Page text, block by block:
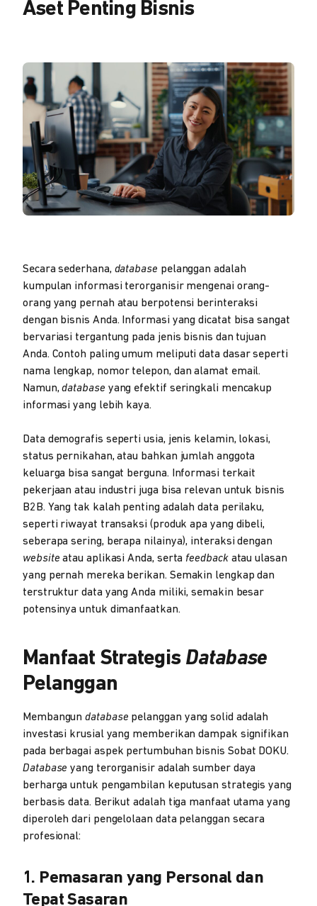
Aset Penting Bisnis
Secara sederhana, database pelanggan adalah
kumpulan informasi terorganisir mengenai orang-
orang yang pernah atau berpotensi berinteraksi
dengan bisnis Anda. Informasi yang dicatat bisa sangat
bervariasi tergantung pada jenis bisnis dan tujuan
Anda. Contoh paling umum meliputi data dasar seperti
nama lengkap, nomor telepon, dan alamat email.
Namun,database yang efektif seringkali mencakup
informasi yang lebih kaya.
Data demografis seperti usia, jenis kelamin, lokasi,
status pernikahan, atau bahkan jumlah anggota
keluarga bisa sangat berguna. Informasi terkait
pekerjaan atau industri juga bisa relevan untuk bisnis
B2B. Yang tak kalah penting adalah data perilaku,
seperti riwayat transaksi (produk apa yang dibeli,
seberapa sering, berapa nilainya), interaksi dengan
website atau aplikasi Anda, serta feedbackatau ulasan
yang pernah mereka berikan. Semakin lengkap dan
terstruktur data yang Anda miliki, semakin besar
potensinya untuk dimanfaatkan.
Manfaat Strategis Database
Pelanggan
Membangundatabase pelanggan yang solid adalah
investasi krusial yang memberikan dampak signifikan
pada berbagai aspek pertumbuhan bisnis Sobat DOKU.
Database yang terorganisir adalah sumber daya
berharga untuk pengambilan keputusan strategis yang
berbasis data. Berikut adalah tiga manfaat utama yang
diperoleh dari pengelolaan data pelanggan secara
profesional:
1. Pemasaran yang Personal dan
Tepat Sasaran